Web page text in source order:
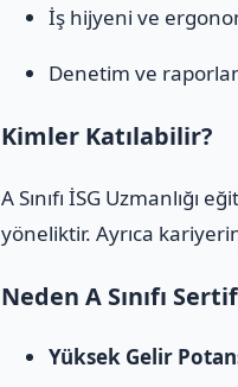
İş hijyeni ve
Denetim ve
Kimler Katılabilir?
A Sınıfı İSG Uzmanlığı
yöneliktir. Ayrıca
Neden A Sınıfı
Yüksek Gelir